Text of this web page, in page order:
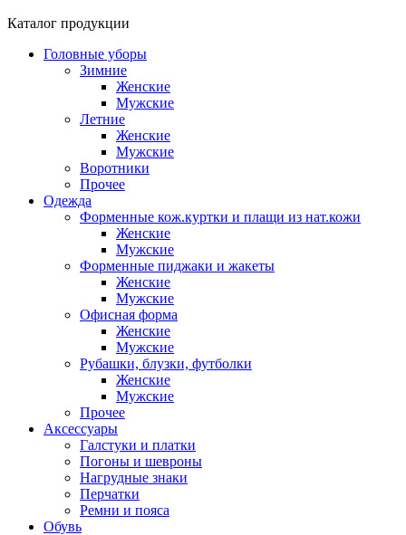
Каталог продукции
Головные уборы
Зимние
Женские
Мужские
Летние
Женские
Мужские
Воротники
Прочее
Одежда
Форменные кож.куртки и плащи из нат.кожи
Женские
Мужские
Форменные пиджаки и жакеты
Женские
Мужские
Офисная форма
Женские
Мужские
Рубашки, блузки, футболки
Женские
Мужские
Прочее
Аксессуары
Галстуки и платки
Погоны и шевроны
Нагрудные знаки
Перчатки
Ремни и пояса
Обувь